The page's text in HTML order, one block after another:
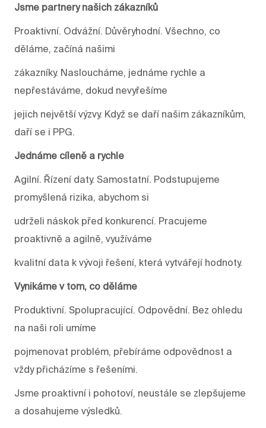
Jsme partnery našich zákazníků
Proaktivní. Odvážní. Důvěryhodní. Všechno, co
děláme, začíná našimi
zákazníky. Nasloucháme, jednáme rychle a
nepřestáváme, dokud nevyřešíme
jejich největší výzvy. Když se daří našim zákazníkům,
daří se i PPG.
Jednáme cíleně a rychle
Agilní. Řízení daty. Samostatní. Podstupujeme
promyšlená rizika, abychom si
udrželi náskok před konkurencí. Pracujeme
proaktivně a agilně, využíváme
kvalitní data k vývoji řešení, která vytvářejí hodnoty.
Vynikáme v tom, co děláme
Produktivní. Spolupracující. Odpovědní. Bez ohledu
na naši roli umíme
pojmenovat problém, přebíráme odpovědnost a
vždy přicházíme s řešeními.
Jsme proaktivní i pohotoví, neustále se zlepšujeme
a dosahujeme výsledků.